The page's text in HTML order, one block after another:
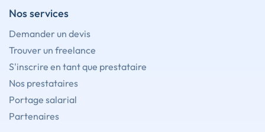
Nos services
Demander un devis
Trouver un freelance
S'inscrire en tant que prestataire
Nos prestataires
Portage salarial
Partenaires